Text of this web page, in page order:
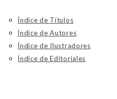
Índice de Títulos
Índice de Autores
Índice de Ilustradores
Índice de Editoriales